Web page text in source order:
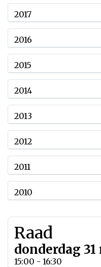
2017
2016
2015
2014
2013
2012
2011
2010
Raad
donderdag
15:00 - 16:30